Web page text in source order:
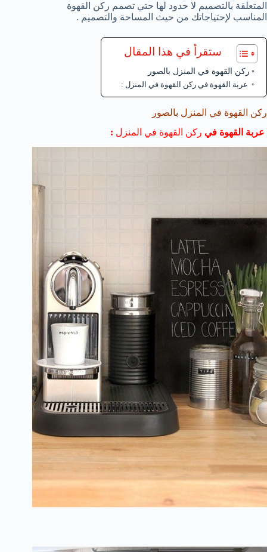
المتعلقة بالتصميم لا حدود لها حتي تصمم ركن القهوة
المناسب لإحتياجاتك من حيث المساحة والتصميم .
ستقرأ في هذا المقال
ركن القهوة في المنزل بالصور
عربة القهوة في ركن القهوة في المنزل :
ركن القهوة في المنزل بالصور
عربة القهوة في ركن القهوة في المنزل :